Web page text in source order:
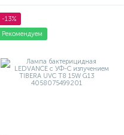
-13%
Рекомендуем